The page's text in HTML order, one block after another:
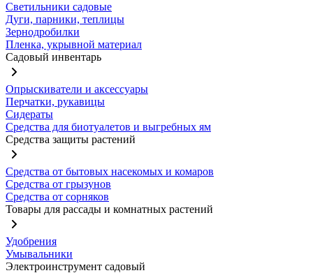
Светильники садовые
Дуги, парники, теплицы
Зернодробилки
Пленка, укрывной материал
Садовый инвентарь
Опрыскиватели и аксессуары
Перчатки, рукавицы
Сидераты
Средства для биотуалетов и выгребных ям
Средства защиты растений
Средства от бытовых насекомых и комаров
Средства от грызунов
Средства от сорняков
Товары для рассады и комнатных растений
Удобрения
Умывальники
Электроинструмент садовый